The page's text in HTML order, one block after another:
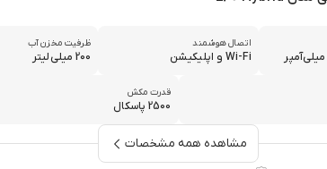
اتصال هوشمند
Wi-Fi و اپلیکیشن
ظرفیت مخزن آب
200 میلی‌لیتر
قدرت مکش
2500 پاسکال
مشاهده همه مشخصات